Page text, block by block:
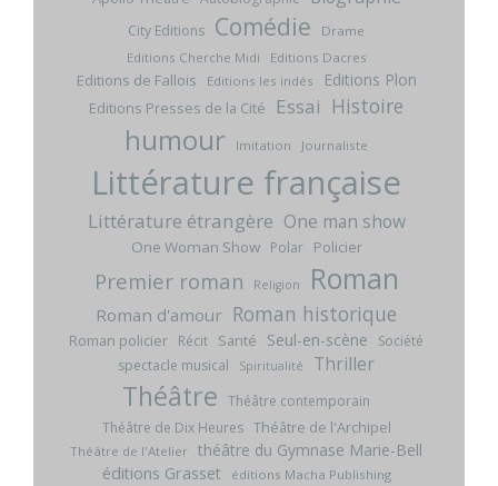
City Editions Comédie
Drame
Editions Cherche Midi
Editions Dacres
Editions de Fallois Editions les indés Editions Plon
Editions Presses de la Cité Essai Histoire
humour Imitation Journaliste
Littérature française
Littérature étrangère One man show
One Woman Show Polar Policier
Premier roman Religion Roman
Roman d'amour Roman historique
Roman policier Récit Santé Seul-en-scène
Société
spectacle musical
Spiritualité Thriller
Théâtre Théâtre contemporain
Théâtre de Dix Heures Théâtre de l'Archipel
Théâtre de l'Atelier théâtre du Gymnase Marie-Bell
éditions Grasset
éditions Macha Publishing